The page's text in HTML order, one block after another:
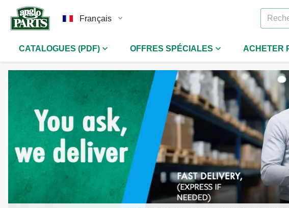
Français
CATALOGUES (PDF) OFFRES SPÉCIALES ACHETER